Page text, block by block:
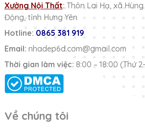
Xưởng Nội Thất: Thôn Lai Hạ, xã
Động, tỉnh Hưng Yên
Hotline: 0865 381 919
Email: nhadep6d.com@gmail.com
Thời gian làm việc: 8:00 – 18:00 (Thứ
Về chúng tôi